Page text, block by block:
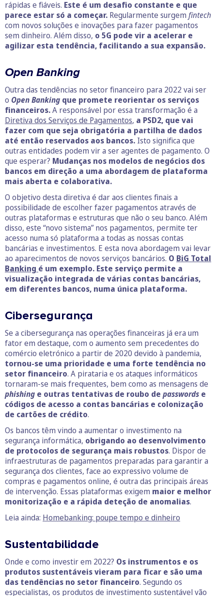
rápidas e fiáveis. Este é um desafio constante e que
parece estar só a começar. Regularmente surgem fintech
com novos soluções e inovações para fazer pagamentos
sem dinheiro. Além disso, o 5G pode vir a acelerar e
agilizar esta tendência, facilitando a sua expansão.
Open Banking
Outra das tendências no setor financeiro para 2022 vai ser
o Open Banking que promete reorientar os serviços
financeiros.A responsável por essa transformação é a
Diretiva dos Serviços de Pagamentos, a PSD2, que vai
fazer com que seja obrigatória a partilha de dados
até então reservados aos bancos. Isto significa que
outras entidades podem vir a ser agentes de pagamento. O
que esperar? Mudanças nos modelos de negócios dos
bancos em direção a uma abordagem de plataforma
mais aberta e colaborativa.
O objetivo desta diretiva é dar aos clientes finais a
possibilidade de escolher fazer pagamentos através de
outras plataformas e estruturas que não o seu banco. Além
disso, este “novo sistema” nos pagamentos, permite ter
acesso numa só plataforma a todas as nossas contas
bancárias e investimentos. E esta nova abordagem vai levar
ao aparecimentos de novos serviços bancários. O BiG Total
Banking é um exemplo. Este serviço permite a
visualização integrada de várias contas bancárias,
em diferentes bancos, numa única plataforma.
Cibersegurança
Se a cibersegurança nas operações financeiras já era um
fator em destaque, com o aumento sem precedentes do
comércio eletrónico a partir de 2020 devido à pandemia,
tornou-se uma prioridade e uma forte tendência no
setor financeiro. A pirataria e os ataques informáticos
tornaram-se mais frequentes, bem como as mensagens de
phishing e outras tentativas de roubo de passwords e
códigos de acesso a contas bancárias e colonização
de cartões de crédito.
Os bancos têm vindo a aumentar o investimento na
segurança informática, obrigando ao desenvolvimento
de protocolos de segurança mais robustos. Dispor de
infraestruturas de pagamentos preparadas para garantir a
segurança dos clientes, face ao expressivo volume de
compras e pagamentos online, é outra das principais áreas
de intervenção. Essas plataformas exigem maior e melhor
monitorização e a rápida deteção de anomalias.
Leia ainda: Homebanking: poupe tempo e dinheiro
Sustentabilidade
Onde e como investir em 2022? Os instrumentos e os
produtos sustentáveis vieram para ficar e são uma
das tendências no setor financeiro. Segundo os
especialistas, os produtos de investimento sustentável vão